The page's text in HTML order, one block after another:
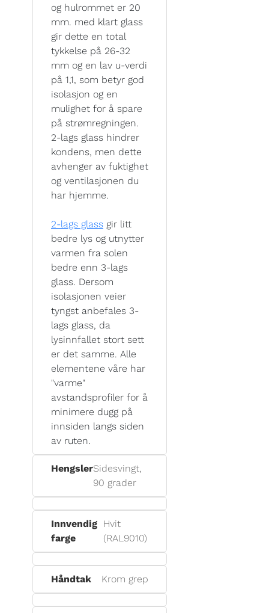
og hulrommet er 20
mm. med klart glass
gir dette en total
tykkelse på 26-32
mm og en lav u-verdi
på 1,1, som betyr god
isolasjon og en
mulighet for å spare
på strømregningen.
2-lags glass hindrer
kondens, men dette
avhenger av fuktighet
og ventilasjonen du
har hjemme.
2-lags glass gir litt
bedre lys og utnytter
varmen fra solen
bedre enn 3-lags
glass. Dersom
isolasjonen veier
tyngst anbefales 3-
lags glass, da
lysinnfallet stort sett
er det samme. Alle
elementene våre har
"varme"
avstandsprofiler for å
minimere dugg på
innsiden langs siden
av ruten.
HengslerSidesvingt,
90 grader
Innvendig
farge
Hvit
(RAL9010)
Håndtak Krom grep